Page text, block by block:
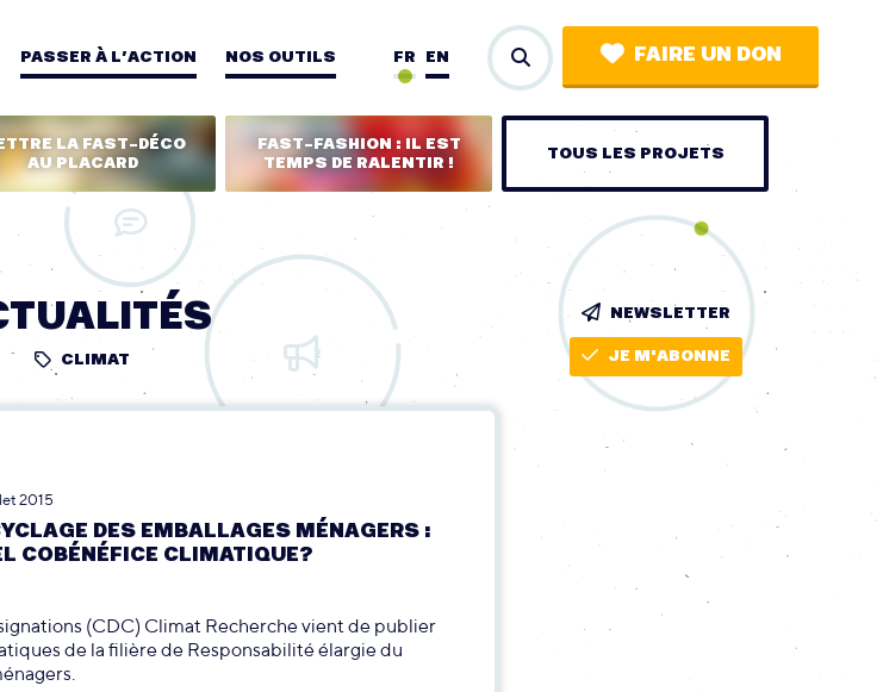
PASSER À L’ACTION NOS OUTILS EN
FR FAIRE UN DON
LA FAST-DÉCO
AU PLACARD
FAST-FASHION : IL EST
TEMPS DE RALENTIR !
TOUS LES PROJETS
CLIMAT
2015
DES EMBALLAGES MÉNAGERS :
COBÉNÉFICE CLIMATIQUE?
(CDC) Climat Recherche vient de publier
de la filière de Responsabilité élargie du
NEWSLETTER
JE M'ABONNE